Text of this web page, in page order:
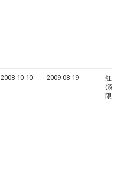
2008-10-10 2009-08-19
红蝶
(深圳
限公